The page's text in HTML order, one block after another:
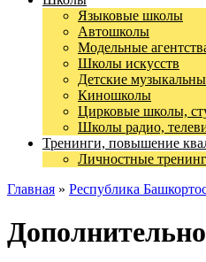
Языковые школы
Автошколы
Модельные
Школы искусств
Детские
Киношколы
Цирковые школы,
Школы радио,
Тренинги, повышение
Личностные
Главная » Республика